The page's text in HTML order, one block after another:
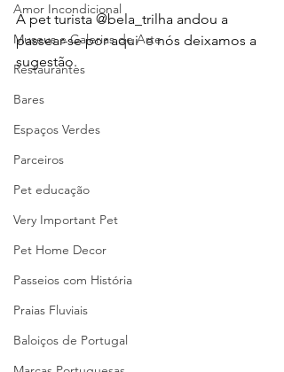
Amor Incondicional
Museus e Galerias de Arte
Restaurantes
Bares
Espaços Verdes
Parceiros
Pet educação
Very Important Pet
Pet Home Decor
Passeios com História
Praias Fluviais
Baloiços de Portugal
A pet turista @bela_trilha andou a
passear-se por aqui  e nós deixamos a
sugestão.